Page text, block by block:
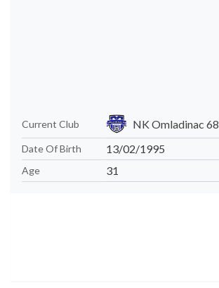
Current Club NK Omladinac 68.
Date Of Birth 13/02/1995
Age 31